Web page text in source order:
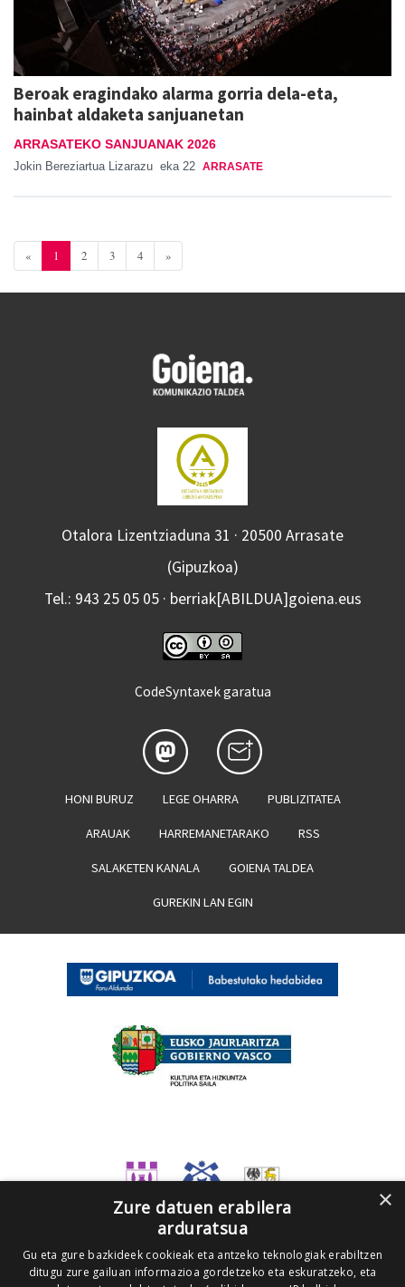
Beroak eragindako alarma gorria dela-eta,
hainbat aldaketa sanjuanetan
ARRASATEKO SANJUANAK 2026
Jokin Bereziartua Lizarazu eka 22 ARRASATE
« 1 2 3 4 »
Otalora Lizentziaduna 31 · 20500 Arrasate
(Gipuzkoa)
Tel.: 943 25 05 05 · berriak[ABILDUA]goiena.eus
CodeSyntaxek garatua
HONI BURUZ LEGE OHARRA PUBLIZITATEA
ARAUAK HARREMANETARAKO RSS
SALAKETEN KANALA GOIENA TALDEA
GUREKIN LAN EGIN
×
Zure datuen erabilera
arduratsua
Gu eta gure bazkideek cookieak eta antzeko teknologiak erabiltzen
ditugu zure gailuan informazioa gordetzeko eta eskuratzeko, eta